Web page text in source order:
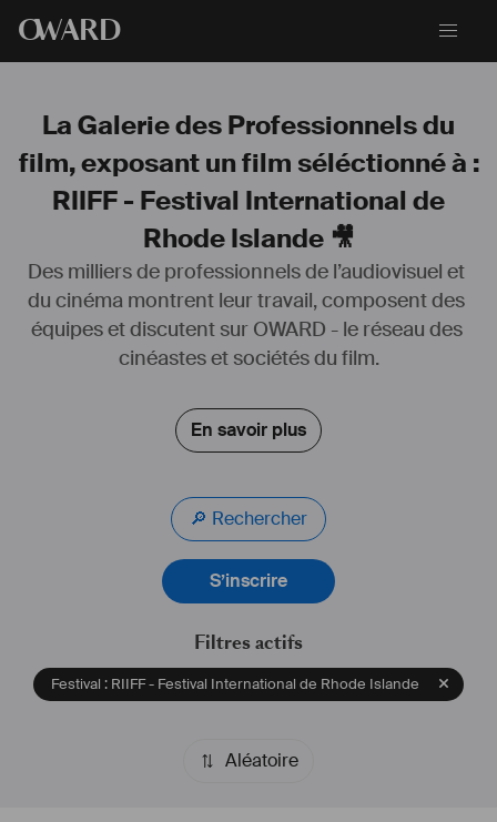
OWARD
La Galerie des Professionnels du
film, exposant un film séléctionné à :
RIIFF - Festival International de
Rhode Islande 🎥
Des milliers de professionnels de l’audiovisuel et
du cinéma montrent leur travail, composent des
équipes et discutent sur OWARD - le réseau des
cinéastes et sociétés du film.
En savoir plus
🔎 Rechercher
S’inscrire
Filtres actifs
Festival : RIIFF - Festival International de Rhode Islande
Aléatoire